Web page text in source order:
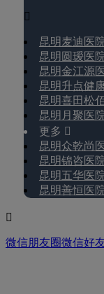

昆明麦迪医
昆明圆瑷医
昆明金江源
昆明升点健
昆明喜田松
昆明月聚医
更多 
昆明众乾尚
昆明锦咨医
昆明五华医
昆明善恒医

微信朋友圈微信好